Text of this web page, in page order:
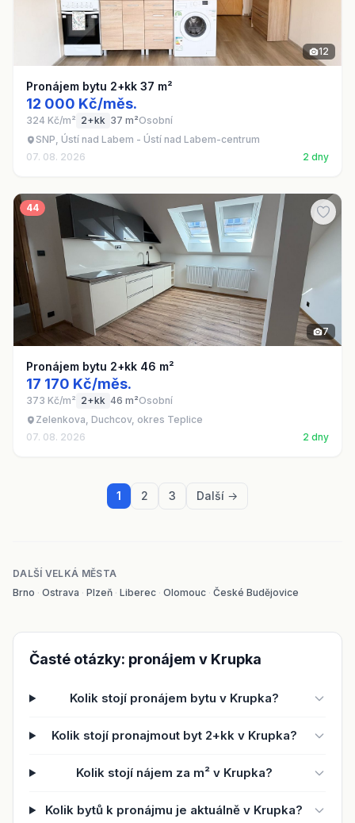
12
Pronájem bytu 2+kk 37 m²
12 000 Kč/měs.
324 Kč/m² 2+kk 37 m²Osobní
SNP, Ústí nad Labem - Ústí nad Labem-centrum
07. 08. 2026
2 dny
44
7
Pronájem bytu 2+kk 46 m²
17 170 Kč/měs.
373 Kč/m² 2+kk 46 m²Osobní
Zelenkova, Duchcov, okres Teplice
07. 08. 2026
2 dny
1 2 3 Další →
DALŠÍ VELKÁ MĚSTA
Brno · Ostrava · Plzeň · Liberec · Olomouc · České Budějovice
Časté otázky: pronájem v Krupka
Kolik stojí pronájem bytu v Krupka?
Kolik stojí pronajmout byt 2+kk v Krupka?
Kolik stojí nájem za m² v Krupka?
Kolik bytů k pronájmu je aktuálně v Krupka?